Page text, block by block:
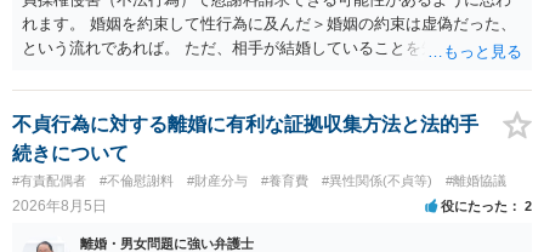
れます。 婚姻を約束して性行為に及んだ＞婚姻の約束は虚偽だった、
という流れであれば。 ただ、相手が結婚していることを知って行為に
性も認められそうですので、あまり慰謝料は高額にならないように思
われます。 一度、最寄りの弁護士に相談してみてください。
不貞行為に対する離婚に有利な証拠収集方法と法的手
続きについて
#有責配偶者 #不倫慰謝料 #財産分与 #養育費 #異性関係(不貞等) #離婚協議
2026年8月5日 役にたった 2
離婚・男女問題に強い弁護士